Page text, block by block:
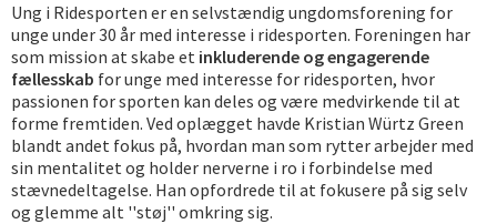
Ung i Ridesporten er en selvstændig ungdomsforening for
unge under 30 år med interesse i ridesporten. Foreningen har
som mission at skabe et inkluderende og engagerende
fællesskab for unge med interesse for ridesporten, hvor
passionen for sporten kan deles og være medvirkende til at
forme fremtiden. Ved oplægget havde Kristian Würtz Green
blandt andet fokus på, hvordan man som rytter arbejder med
sin mentalitet og holder nerverne i ro i forbindelse med
stævnedeltagelse. Han opfordrede til at fokusere på sig selv
og glemme alt ''støj'' omkring sig.